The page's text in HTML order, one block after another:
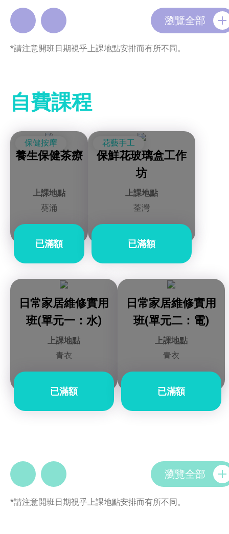
瀏覽全部
*請注意開班日期視乎上課地點安排而有所不同。
自費課程
保健按摩
養生保健茶療
上課地點
葵涌
已滿額
花藝手工
保鮮花玻璃盒工作
坊
上課地點
荃灣
已滿額
日常家居維修實用
班(單元一：水)
上課地點
青衣
已滿額
日常家居維修實用
班(單元二：電)
上課地點
青衣
已滿額
瀏覽全部
*請注意開班日期視乎上課地點安排而有所不同。